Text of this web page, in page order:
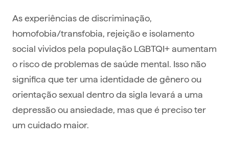
As experiências de discriminação,
homofobia/transfobia, rejeição e isolamento
social vividos pela população LGBTQI+ aumentam
o risco de problemas de saúde mental. Isso não
significa que ter uma identidade de gênero ou
orientação sexual dentro da sigla levará a uma
depressão ou ansiedade, mas que é preciso ter
um cuidado maior.